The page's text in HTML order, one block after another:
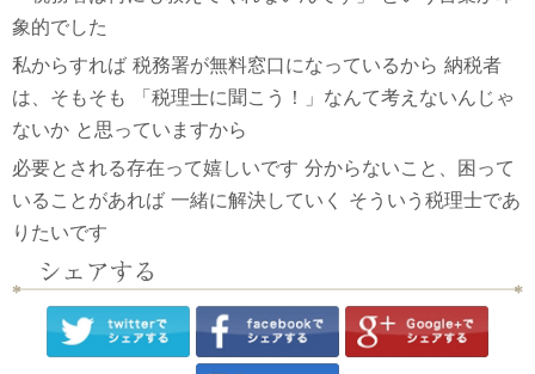
象的でした
私からすれば 税務署が無料窓口になっているから 納税者
は、そもそも 「税理士に聞こう！」なんて考えないんじゃ
ないか と思っていますから
必要とされる存在って嬉しいです 分からないこと、困って
いることがあれば 一緒に解決していく そういう税理士であ
りたいです